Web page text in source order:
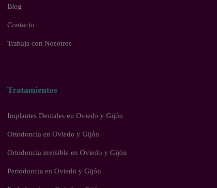
Blog
Contacto
Trabaja con Nosotros
Tratamientos
Implantes Dentales en Oviedo y Gijón
Ortodoncia en Oviedo y Gijón
Ortodoncia invisible en Oviedo y Gijón
Periodoncia en Oviedo y Gijón